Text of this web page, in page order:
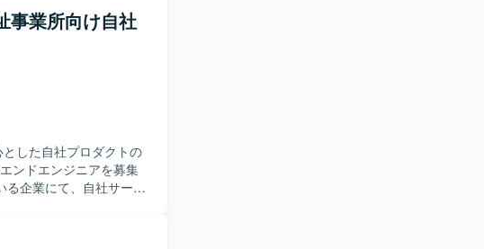
が高い課題に対するア
じた品質・生産性向上
求めております。新
欲的に取り組み、関
きる方が望ましいで
関わることができま
テックリードとして開
おります。
業所向け自社
した自社プロダクトの
ンドエンジニアを募集